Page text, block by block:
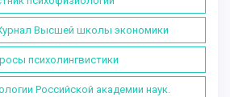
Высшей школы экономики
психолингвистики
Российской академии наук.